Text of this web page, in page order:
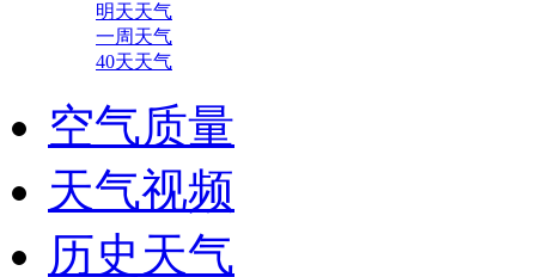
明天天气
一周天气
40天天气
空气质量
天气视频
历史天气